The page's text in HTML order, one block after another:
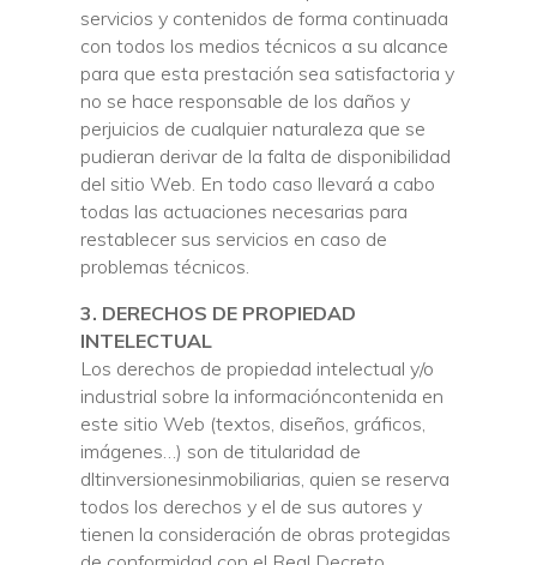
servicios y contenidos de forma continuada
con todos los medios técnicos a su alcance
para que esta prestación sea satisfactoria y
no se hace responsable de los daños y
perjuicios de cualquier naturaleza que se
pudieran derivar de la falta de disponibilidad
del sitio Web. En todo caso llevará a cabo
todas las actuaciones necesarias para
restablecer sus servicios en caso de
problemas técnicos.
3. DERECHOS DE PROPIEDAD
INTELECTUAL
Los derechos de propiedad intelectual y/o
industrial sobre la informacióncontenida en
este sitio Web (textos, diseños, gráficos,
imágenes…) son de titularidad de
dltinversionesinmobiliarias, quien se reserva
todos los derechos y el de sus autores y
tienen la consideración de obras protegidas